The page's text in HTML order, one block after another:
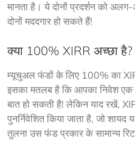
मानता है। ये दोनों प्रदर्शन को
दोनों मददगार हो सकते हैं!
क्या 100% XIRR अच्छा है?
म्यूचुअल फंडों के लिए 100% का
इसका मतलब है कि आपका निवेश एक
बात हो सकती है! लेकिन याद रखें,
पुनर्निवेशित किया जाता है, जो शायद
तुलना उस फंड प्रकार के सामान्य